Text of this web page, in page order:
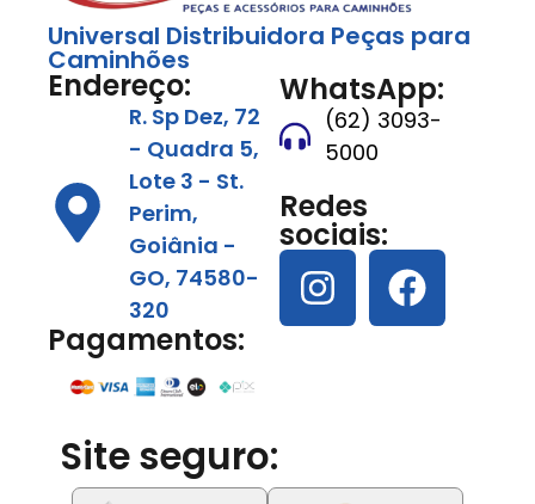
Universal Distribuidora Peças para
Caminhões
Endereço:
R. Sp Dez, 72
- Quadra 5,
Lote 3 - St.
Perim,
Goiânia -
GO, 74580-
320
Pagamentos:
WhatsApp:
(62) 3093-
5000
Redes
sociais:
Site seguro: